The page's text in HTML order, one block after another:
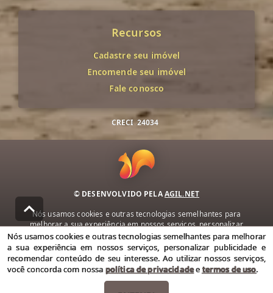
Recursos
Cadastre seu imóvel
Encomende seu imóvel
Fale conosco
CRECI 24034
© DESENVOLVIDO PELAAGIL.NET
Nós usamos cookies e outras tecnologias semelhantes para
melhorar a sua experiência em nossos serviços, personalizar
publicidade e recomendar conteúdo de seu interesse. Ao utilizar
nossos serviços, você concorda com nossa política de privacidade e
termos de uso.
Política de Privacidade Termos de uso
Nós usamos cookies e outras tecnologias semelhantes para melhorar
a sua experiência em nossos serviços, personalizar publicidade e
recomendar conteúdo de seu interesse. Ao utilizar nossos serviços,
você concorda com nossa política de privacidadeetermos de uso.